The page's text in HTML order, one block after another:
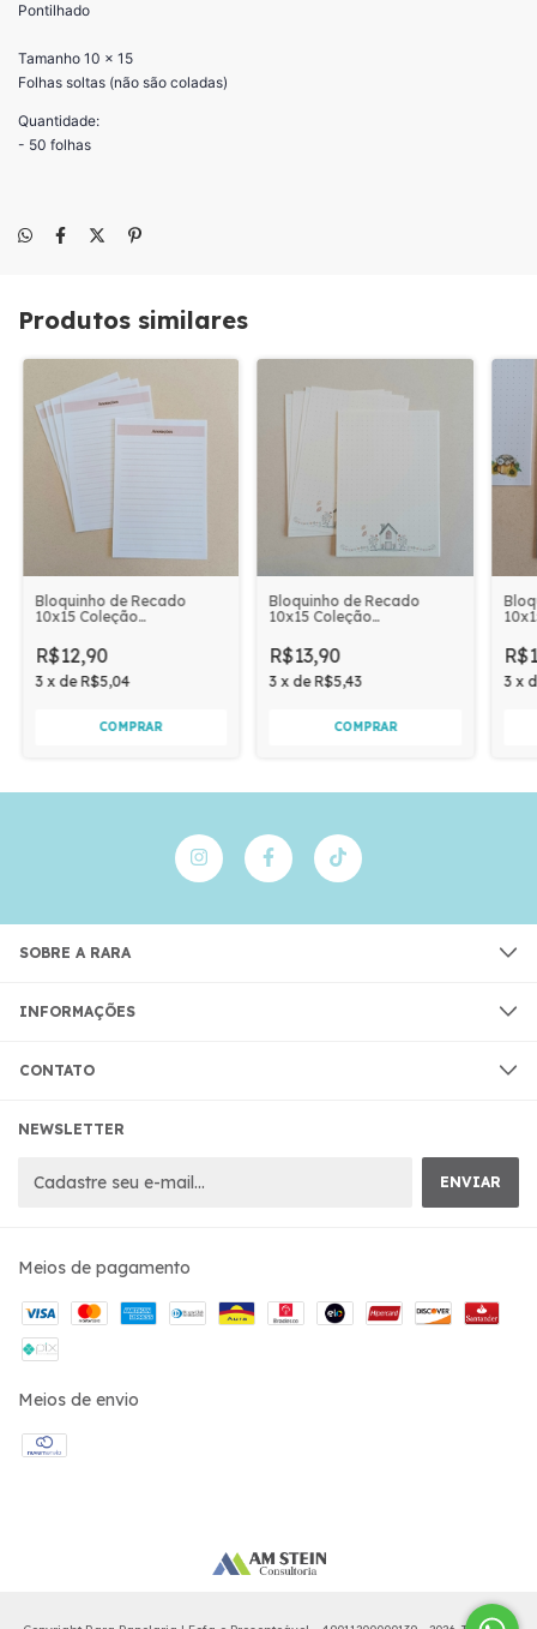
Pontilhado
Tamanho 10 x 15
Folhas soltas (não são coladas)
Quantidade:
- 50 folhas
Produtos similares
Bloquinho de Recado
10x15 Coleção
Papel 75g | ANOTAÇÕES
R$12,90
3 x deR$5,04
Bloquinho de Recado
10x15 Coleção
MEMÓRIAS 50fls Papel
75g | PONTILHADO
R$13,90
3 xdeR$5,43 3 x
SOBRE A RARA
INFORMAÇÕES
CONTATO
NEWSLETTER
Meios de pagamento
Meios de envio